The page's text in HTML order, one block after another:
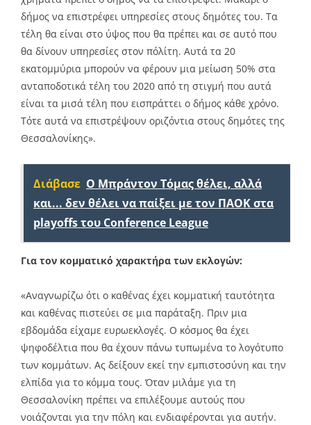
δήμος να επιστρέφει υπηρεσίες στους δημότες του. Τα
τέλη θα είναι στο ύψος που θα πρέπει και σε αυτό που
θα δίνουν υπηρεσίες στον πόλίτη. Αυτά τα 20
εκατομμύρια μπορούν να φέρουν μια μείωση 50% στα
ανταποδοτικά τέλη του 2020 από τη στιγμή που αυτά
είναι τα μισά τέλη που εισπράττει ο δήμος κάθε χρόνο.
Τότε αυτά να επιστρέψουν οριζόντια στους δημότες της
Θεσσαλονίκης».
Διάβασε Ο Μπράντον Τόμας θέλει, αλλά
και... δεν θέλει να παίξει με τον ΠΑΟΚ στα
playoffs του Conference League
Για τον κομματικό χαρακτήρα των εκλογών:
«Αναγνωρίζω ότι ο καθένας έχει κομματική ταυτότητα
και καθένας πιστεύει σε μια παράταξη. Πριν μια
εβδομάδα είχαμε ευρωεκλογές. Ο κόσμος θα έχει
ψηφοδέλτια που θα έχουν πάνω τυπωμένα το λογότυπο
των κομμάτων. Ας δείξουν εκεί την εμπιστοσύνη και την
ελπίδα για το κόμμα τους. Όταν μιλάμε για τη
Θεσσαλονίκη πρέπει να επιλέξουμε αυτούς που
νοιάζονται για την πόλη και ενδιαφέρονται για αυτήν.